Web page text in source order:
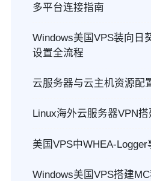
多平台连接指南
Windows美国VPS装向日
设置全流程
云服务器与云主机资源配
Linux海外云服务器VPN
美国VPS中WHEA-Logger
Windows美国VPS搭建